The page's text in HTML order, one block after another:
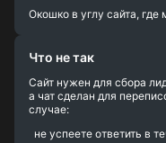
Окошко в углу сайта,
Что не так
Сайт нужен для сбора
а чат сделан для
случае:
не успеете ответить в